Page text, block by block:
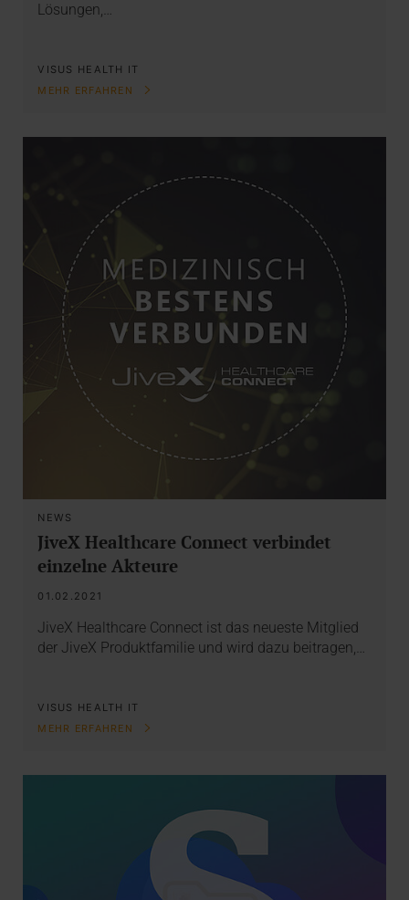
Lösungen,…
VISUS HEALTH IT
MEHR ERFAHREN
NEWS
JiveX Healthcare Connect verbindet
einzelne Akteure
01.02.2021
JiveX Healthcare Connect ist das neueste Mitglied
der JiveX Produktfamilie und wird dazu beitragen,…
VISUS HEALTH IT
MEHR ERFAHREN